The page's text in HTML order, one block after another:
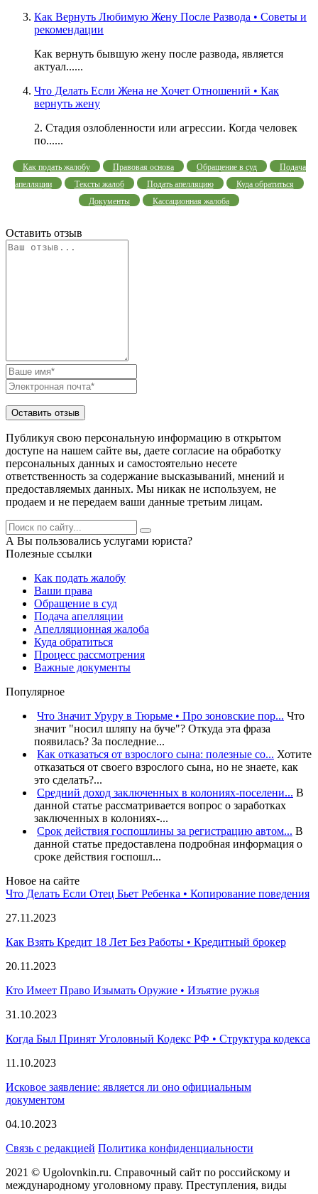
Как Вернуть Любимую Жену После Развода • Советы и
рекомендации
Как вернуть бывшую жену после развода, является
актуал......
Что Делать Если Жена не Хочет Отношений • Как
вернуть жену
2. Стадия озлобленности или агрессии. Когда человек
по......
Как подать жалобу Правовая основа Обращение в суд
Подача
апелляции
Тексты жалоб Подать апелляцию
Куда обратиться
Документы
Кассационная жалоба
Оставить отзыв
Публикуя свою персональную информацию в открытом
доступе на нашем сайте вы, даете согласие на обработку
персональных данных и самостоятельно несете
ответственность за содержание высказываний, мнений и
предоставляемых данных. Мы никак не используем, не
продаем и не передаем ваши данные третьим лицам.
А Вы пользовались услугами юриста?
Полезные ссылки
Как подать жалобу
Ваши права
Обращение в суд
Подача апелляции
Апелляционная жалоба
Куда обратиться
Процесс рассмотрения
Важные документы
Популярное
Что Значит Уруру в Тюрьме • Про зоновские пор... Что
значит "носил шляпу на буче"? Откуда эта фраза
появилась? За последние...
Как отказаться от взрослого сына: полезные со... Хотите
отказаться от своего взрослого сына, но не знаете, как
это сделать?...
Средний доход заключенных в колониях-поселени... В
данной статье рассматривается вопрос о заработках
заключенных в колониях-...
Срок действия госпошлины за регистрацию автом... В
данной статье предоставлена подробная информация о
сроке действия госпошл...
Новое на сайте
Что Делать Если Отец Бьет Ребенка • Копирование поведения
27.11.2023
Как Взять Кредит 18 Лет Без Работы • Кредитный брокер
20.11.2023
Кто Имеет Право Изымать Оружие • Изъятие ружья
31.10.2023
Когда Был Принят Уголовный Кодекс РФ • Структура кодекса
11.10.2023
Исковое заявление: является ли оно официальным
документом
04.10.2023
Связь с редакцией Политика конфиденциальности
2021 © Ugolovnkin.ru. Справочный сайт по российскому и
международному уголовному праву. Преступления, виды